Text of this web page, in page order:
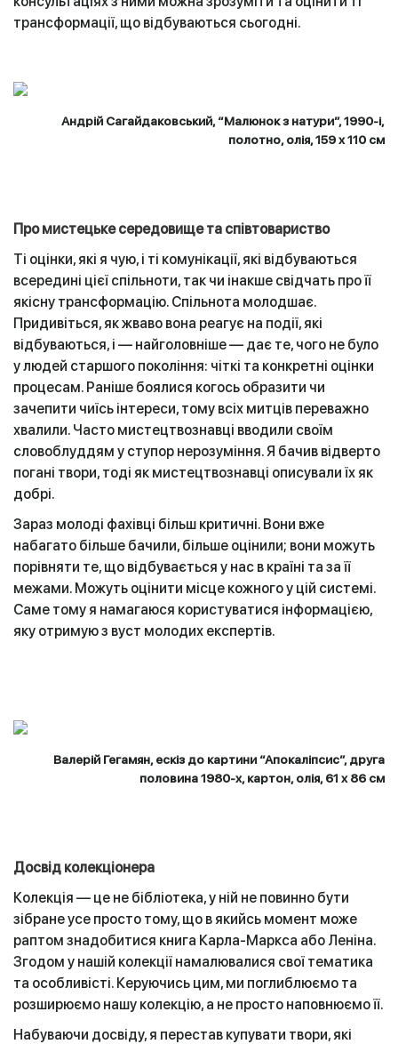
трансформації, що відбуваються сьогодні.
Андрій Сагайдаковський, “Малюнок з натури”, 1990-і,
полотно, олія, 159 х 110 см
Про мистецьке середовище та співтовариство
Ті оцінки, які я чую, і ті комунікації, які відбуваються
всередині цієї спільноти, так чи інакше свідчать про її
якісну трансформацію. Спільнота молодшає.
Придивіться, як жваво вона реагує на події, які
відбуваються, і — найголовніше — дає те, чого не було
у людей старшого покоління: чіткі та конкретні оцінки
процесам. Раніше боялися когось образити чи
зачепити чиїсь інтереси, тому всіх митців переважно
хвалили. Часто мистецтвознавці вводили своїм
словоблуддям у ступор нерозуміння. Я бачив відверто
погані твори, тоді як мистецтвознавці описували їх як
добрі.
Зараз молоді фахівці більш критичні. Вони вже
набагато більше бачили, більше оцінили; вони можуть
порівняти те, що відбувається у нас в країні та за її
межами. Можуть оцінити місце кожного у цій системі.
Саме тому я намагаюся користуватися інформацією,
яку отримую з вуст молодих експертів.
Валерій Гегамян, ескіз до картини “Апокаліпсис”, друга
половина 1980-х, картон, олія, 61 х 86 см
Досвід колекціонера
Колекція — це не бібліотека, у ній не повинно бути
зібране усе просто тому, що в якийсь момент може
раптом знадобитися книга Карла-Маркса або Леніна.
Згодом у нашій колекції намалювалися свої тематика
та особливісті. Керуючись цим, ми поглиблюємо та
розширюємо нашу колекцію, а не просто наповнюємо її.
Набуваючи досвіду, я перестав купувати твори, які